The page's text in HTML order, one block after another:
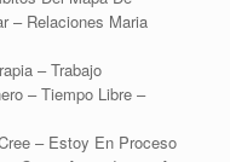
– Relaciones Maria
– Trabajo
– Tiempo Libre –
– Estoy En Proceso